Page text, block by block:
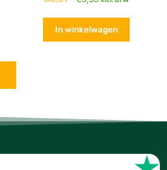
In winkelwagen